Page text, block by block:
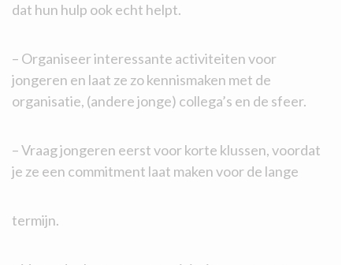
dat hun hulp ook echt helpt.
– Organiseer interessante activiteiten voor
jongeren en laat ze zo kennismaken met de
organisatie, (andere jonge) collega’s en de sfeer.
– Vraag jongeren eerst voor korte klussen, voordat
je ze een commitment laat maken voor de lange
termijn.